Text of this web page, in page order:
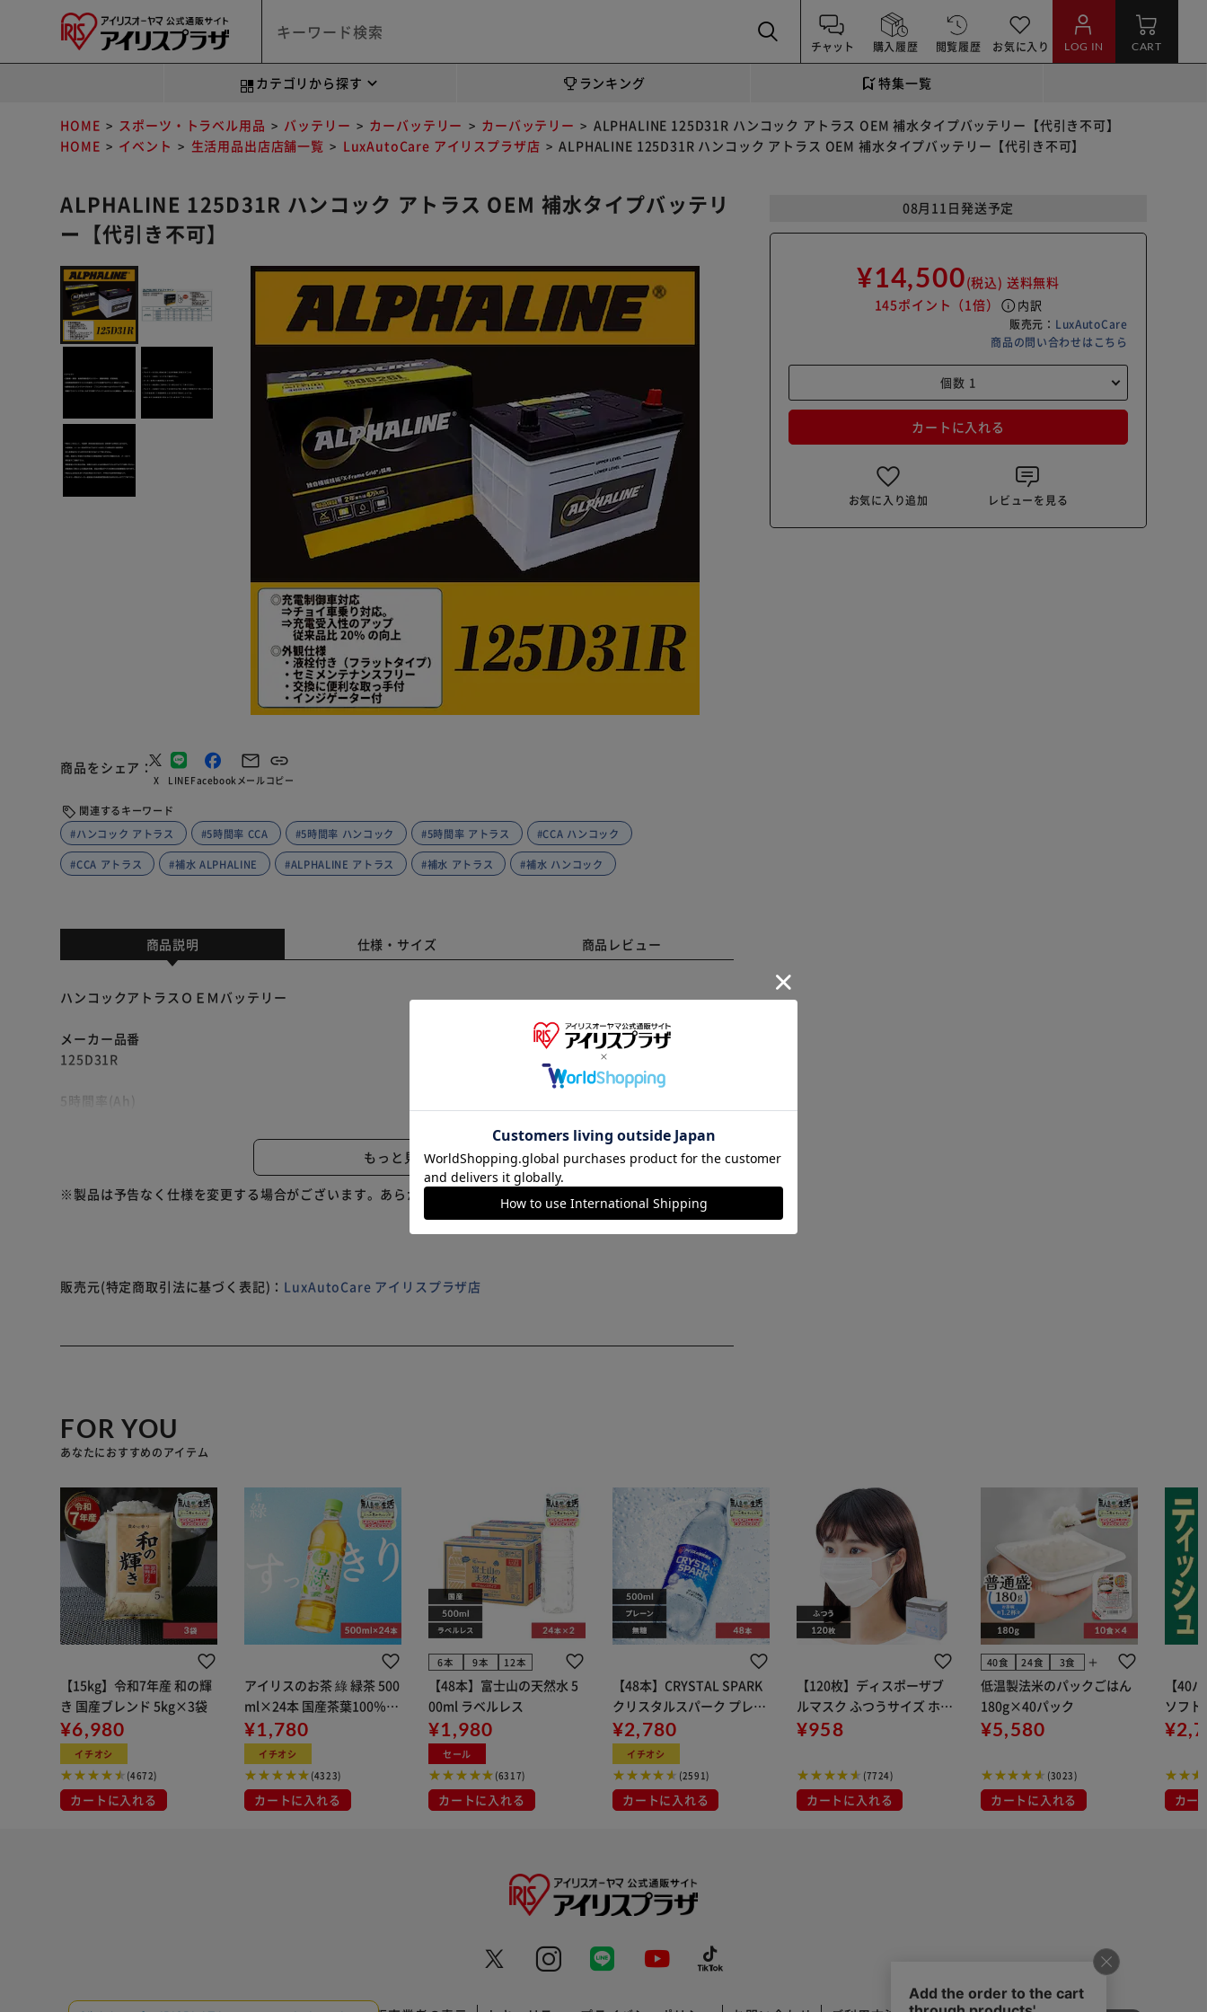
チャット 購入履歴 閲覧履歴 お気に入り LOG IN CART
カテゴリから探す ランキング 特集一覧
HOME スポーツ・トラベル用品 バッテリー カーバッテリー カーバッテリー
ALPHALINE 125D31R ハンコック アトラス OEM 補水タイプバッテリー【代引き不可】
HOME
イベント 生活用品出店店舗一覧 LuxAutoCare アイリスプラザ店 ALPHALINE 125D31R ハンコック アトラス OEM 補水タイプバッテリー【代引き不可】
ALPHALINE 125D31R ハンコック アトラス OEM 補水タイプバッテリ
ー【代引き不可】
商品をシェア
X LINEFacebook メールコピー
関連するキーワード
#ハンコック アトラス
#5時間率 CCA #5時間率 ハンコック #5時間率 アトラス #CCA ハンコック
#CCA アトラス #補水 ALPHALINE #ALPHALINE アトラス #補水 アトラス #補水 ハンコック
08月11日発送予定
¥14,500(税込) 送料無料
145ポイント （1倍） info 内訳
販売元： LuxAutoCare
商品の問い合わせはこちら
カートに入れる
お気に入り追加 レビューを見る
商品説明 仕様・サイズ 商品レビュー
ハンコックアトラスＯＥＭバッテリー
メーカー品番
125D31R
5時間率(Ah)
もっと見る
※製品は予告なく仕様を変更する場合がございます。あらかじめご了承ください。
販売元(特定商取引法に基づく表記)： LuxAutoCare アイリスプラザ店
FOR YOU
あなたにおすすめのアイテム
【15kg】令和7年産 和の輝
き 国産ブレンド 5kg×3袋
¥6,980
イチオシ
(4672)
カートに入れる
アイリスのお茶 綠 緑茶 500
ml×24本 国産茶葉100％使
用
¥1,780
イチオシ
(4323)
カートに入れる
6本 9本 12本
【48本】富士山の天然水 5
00ml ラベルレス
¥1,980
セール
(6317)
カートに入れる
【48本】CRYSTAL SPARK
クリスタルスパーク プレー
ン 500ml
¥2,780
イチオシ
(2591)
カートに入れる
【120枚】ディスポーザブ
ルマスク ふつうサイズ ホワ
イト 大容量 DISPOSABLE
布
¥958
(7724)
カートに入れる
40食 24食 3食 add
低温製法米のパックごはん
180g×40パック
¥5,580
(3023)
カートに入れる
【40
ソフ
組) 5
カー
※ご確認ください